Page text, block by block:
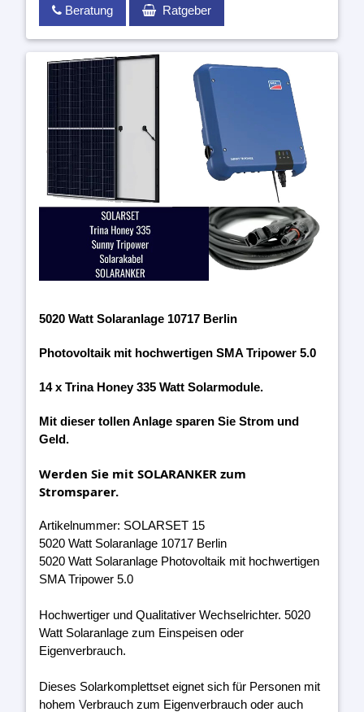
Beratung Ratgeber
5020 Watt Solaranlage 10717 Berlin
Photovoltaik mit hochwertigen SMA Tripower 5.0
14 x Trina Honey 335 Watt Solarmodule.
Mit dieser tollen Anlage sparen Sie Strom und
Geld.
Werden Sie mit SOLARANKER zum
Stromsparer.
Artikelnummer: SOLARSET 15
5020 Watt Solaranlage 10717 Berlin
5020 Watt Solaranlage Photovoltaik mit hochwertigen
SMA Tripower 5.0
Hochwertiger und Qualitativer Wechselrichter. 5020
Watt Solaranlage zum Einspeisen oder
Eigenverbrauch.
Dieses Solarkomplettset eignet sich für Personen mit
hohem Verbrauch zum Eigenverbrauch oder auch